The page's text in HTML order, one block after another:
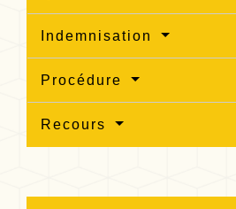
Indemnisation
Procédure
Recours